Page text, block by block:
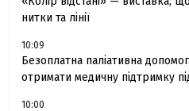
нитки та лінії
10:09
Безоплатна паліативна
отримати медичну підтримку
10:00